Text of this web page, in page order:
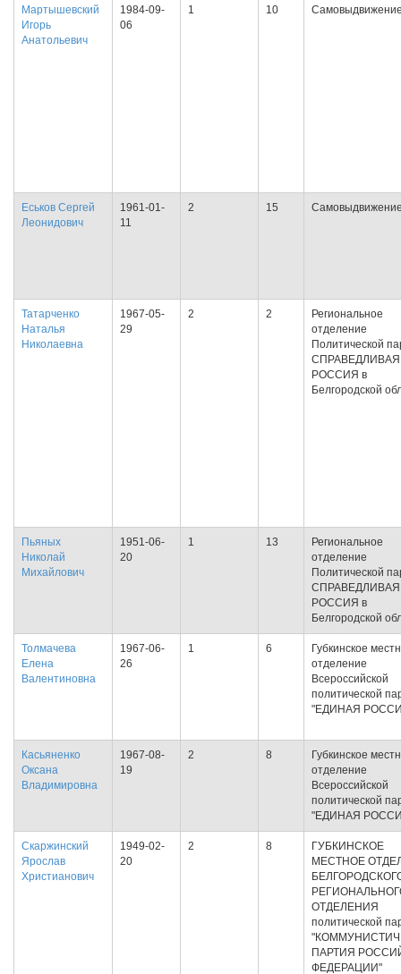
Мартышевский
Игорь
Анатольевич
1984-09-
06
1 10
Еськов Сергей
Леонидович
1961-01-
11
2 15
Татарченко
Наталья
Николаевна
1967-05-
29
2 2
Региональное
отделение
Политической
СПРАВЕДЛИВАЯ
РОССИЯ в
Белгородской
Пьяных
Николай
Михайлович
1951-06-
20
1 13
Региональное
отделение
Политической
СПРАВЕДЛИВАЯ
РОССИЯ в
Белгородской
Толмачева
Елена
Валентиновна
1967-06-
26
1 6
Губкинское
отделение
Всероссийской
политической
"ЕДИНАЯ
Касьяненко
Оксана
Владимировна
1967-08-
19
2 8
Губкинское
отделение
Всероссийской
политической
"ЕДИНАЯ
Скаржинский
Ярослав
Христианович
1949-02-
20
2 8
ГУБКИНСКОЕ
МЕСТНОЕ
ОТДЕЛЕНИЯ
политической
ПАРТИЯ
ФЕДЕРАЦИИ"